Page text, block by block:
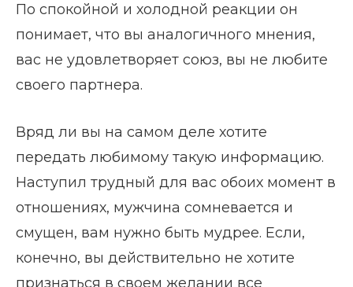
По спокойной и холодной реакции он
понимает, что вы аналогичного мнения,
вас не удовлетворяет союз, вы не любите
своего партнера.
Вряд ли вы на самом деле хотите
передать любимому такую информацию.
Наступил трудный для вас обоих момент в
отношениях, мужчина сомневается и
смущен, вам нужно быть мудрее. Если,
конечно, вы действительно не хотите
признаться в своем желании все